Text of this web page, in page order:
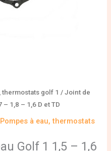
thermostats golf 1 / Joint de
– 1,8 – 1,6 D et TD
Pompes à eau, thermostats
Golf 1 1,5 – 1,6